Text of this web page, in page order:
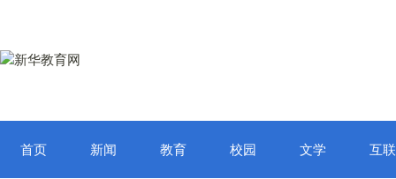
首页 新闻 教育 校园 文学 互